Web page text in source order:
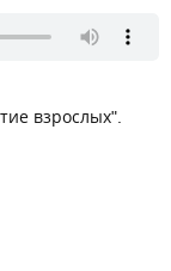
взрослых".